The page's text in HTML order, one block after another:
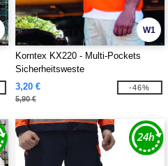
W1
Korntex KX220 - Multi-Pockets
Sicherheitsweste
3,20 €
5,90 €
-46%